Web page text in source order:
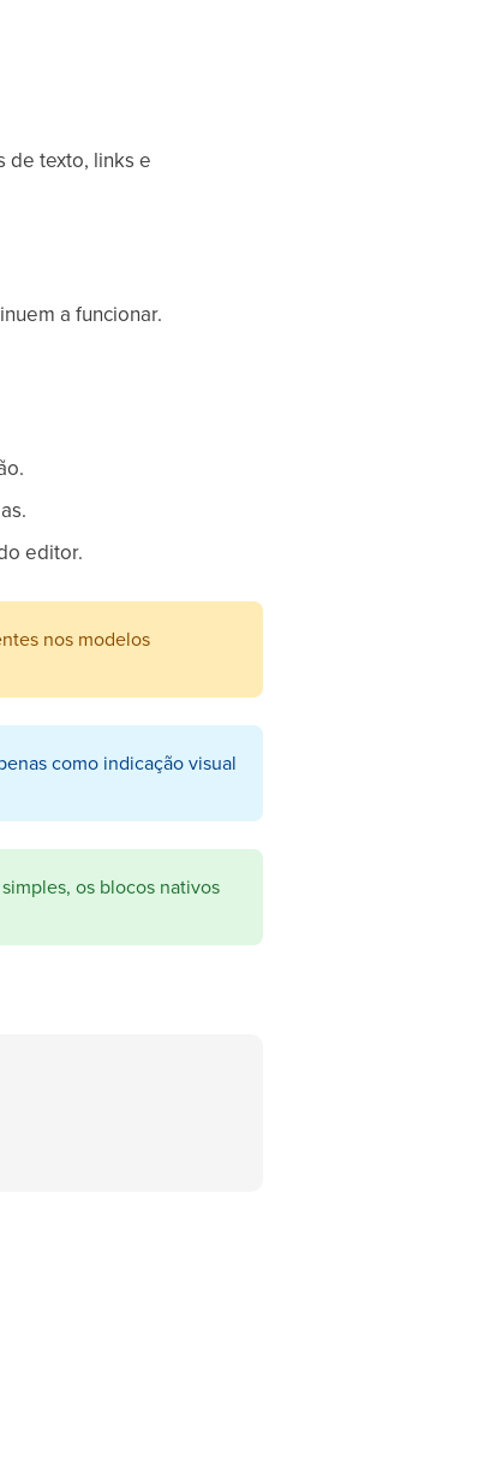
de texto, links e
a funcionar.
editor.
nos modelos
como indicação visual
os blocos nativos